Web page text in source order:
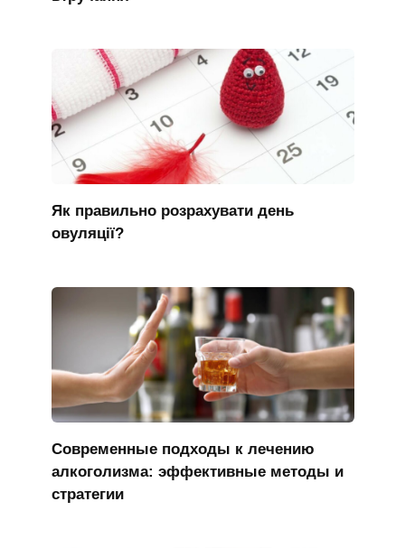
Як правильно розрахувати день
овуляції?
Современные подходы к лечению
алкоголизма: эффективные методы и
стратегии